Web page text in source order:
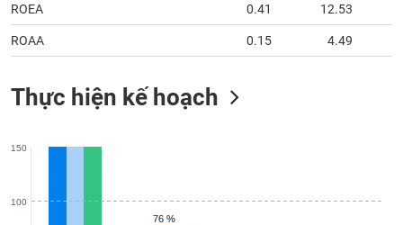
ROEA 0.41 12.53
ROAA 0.15 4.49
Thực hiện kế hoạch
76 %
76 %
100
150